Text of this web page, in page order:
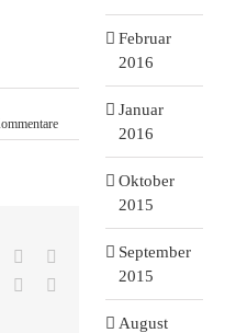
Reddit LinkedInWhatsApp
Pinterest
Februar
2016
Januar
2016
Oktober
2015
September
2015
August